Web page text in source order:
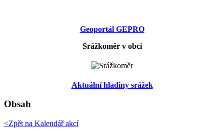
Geoportál GEPRO
Srážkoměr v obci
Aktuální hladiny srážek
Obsah
<Zpět na Kalendář akcí